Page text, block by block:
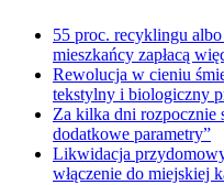
55 proc. recyklingu
mieszkańcy zapłacą
Rewolucja w cieniu
tekstylny i biologiczny
Za kilka dni rozpocznie
dodatkowe parametry”
Likwidacja
włączenie do miejskiej